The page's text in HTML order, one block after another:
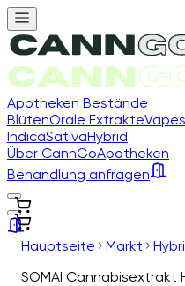
Apotheken Bestände
BlütenOrale Extrakte
IndicaSativaHybrid
Über CannGoApotheken
Behandlung anfragen
Hauptseite Markt
SOMAI Cannabisextrakt